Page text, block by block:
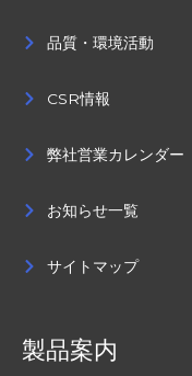
品質・環境活動
CSR情報
弊社営業カレンダー
お知らせ一覧
サイトマップ
製品案内